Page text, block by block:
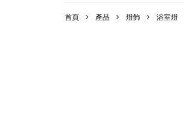
首頁 產品 燈飾 浴室燈